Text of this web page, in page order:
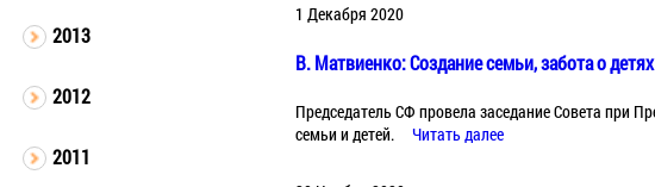
2013
2012
2011
1 Декабря 2020
В. Матвиенко: Создание семьи, забота о
Председатель СФ провела заседание Совета при
семьи и детей.
Читать далее